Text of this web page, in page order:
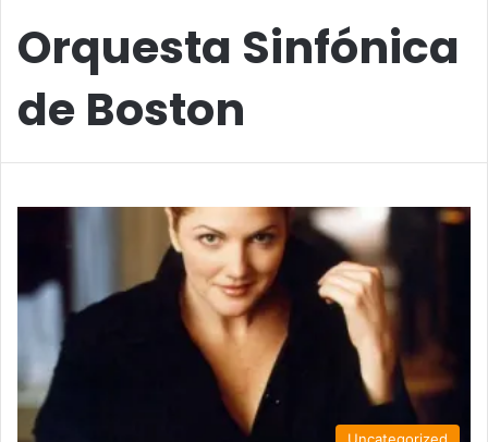
Orquesta Sinfónica
de Boston